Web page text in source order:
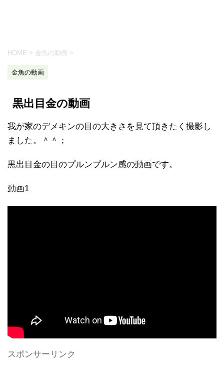
HOME > 金魚の動画 >
金魚の動画
黒出目金の動画
我が家のデメキンの目の大きさを見て頂きたく撮影し
ました。＾＾；
黒出目金の目のプルンプルン感の動画です。
動画1
スポンサーリンク